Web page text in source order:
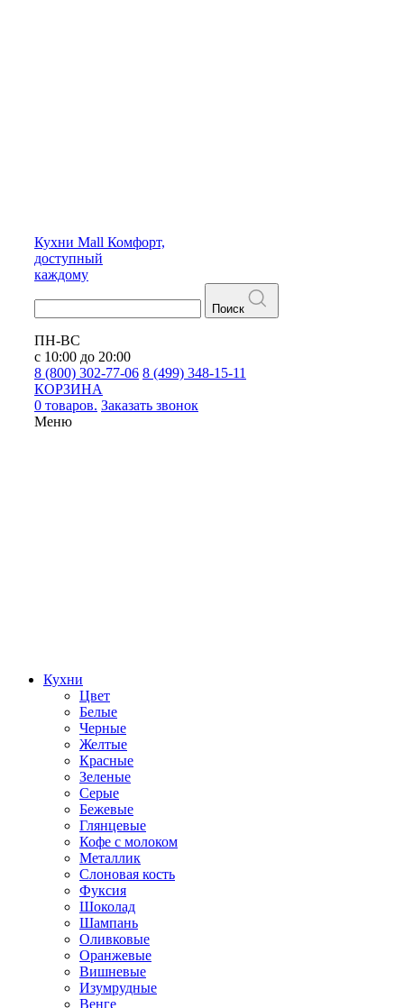
Кухни Mall Комфорт,
доступный
каждому
Поиск
ПН-ВС
с 10:00 до 20:00
8 (800) 302-77-06 8 (499) 348-15-11
КОРЗИНА
0 товаров. Заказать звонок
Меню
Кухни
Цвет
Белые
Черные
Желтые
Красные
Зеленые
Серые
Бежевые
Глянцевые
Кофе с молоком
Металлик
Слоновая кость
Фуксия
Шоколад
Шампань
Оливковые
Оранжевые
Вишневые
Изумрудные
Венге